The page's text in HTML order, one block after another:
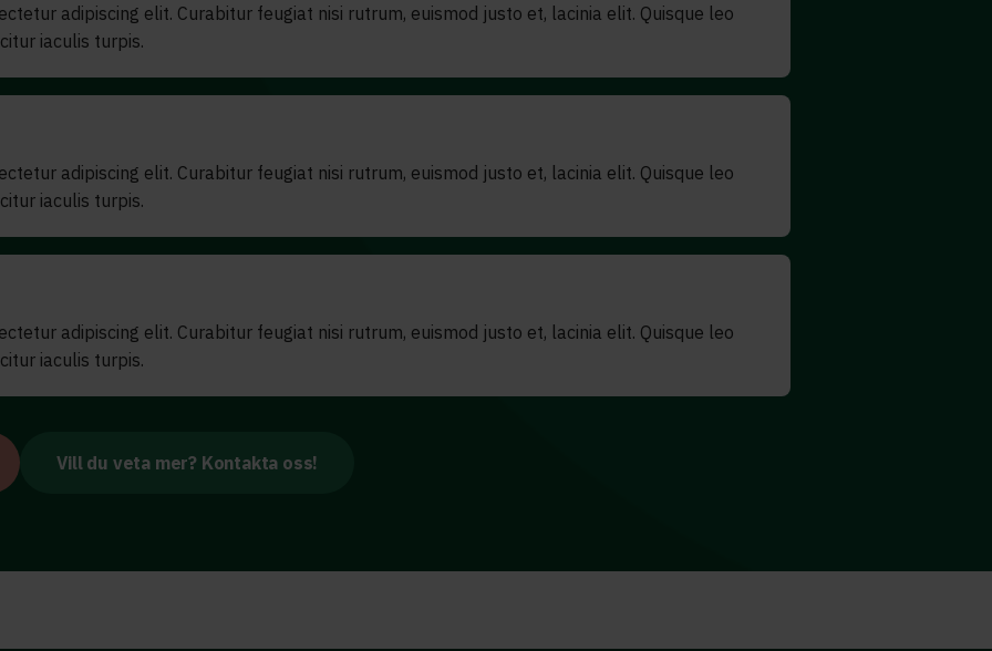
adipiscing elit. Curabitur feugiat nisi rutrum, euismod justo et, lacinia elit. Quisque leo
iaculis turpis.
adipiscing elit. Curabitur feugiat nisi rutrum, euismod justo et, lacinia elit. Quisque leo
iaculis turpis.
adipiscing elit. Curabitur feugiat nisi rutrum, euismod justo et, lacinia elit. Quisque leo
iaculis turpis.
Vill du veta mer? Kontakta oss!